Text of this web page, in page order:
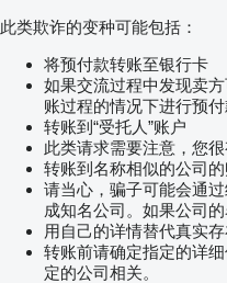
此类欺诈的变种可能包括：
将预付款转账至银行卡
如果交流过程中发现卖
账过程的情况下进行预付
转账到“受托人”账户
此类请求需要注意，您
转账到名称相似的公司
请当心，骗子可能会通
成知名公司。如果公司
用自己的详情替代真实
转账前请确定指定的详
定的公司相关。